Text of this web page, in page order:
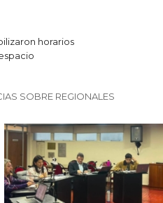
horarios
SOBRE REGIONALES